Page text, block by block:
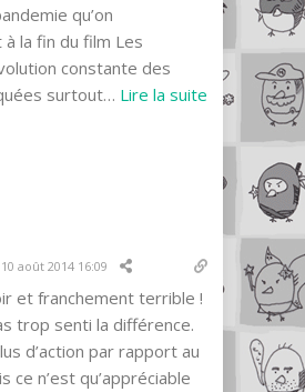
qu’on
à la fin du film Les
constante des
surtout… Lire la suite
10 août 2014 16:09
et franchement terrible !
trop senti la différence.
d’action par rapport au
ce n’est qu’appréciable